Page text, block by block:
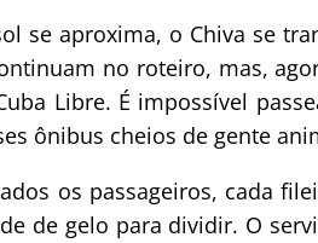
se aproxima, o Chiva se
no roteiro, mas,
Libre. É impossível
ônibus cheios de gente
os passageiros, cada
de gelo para dividir. O